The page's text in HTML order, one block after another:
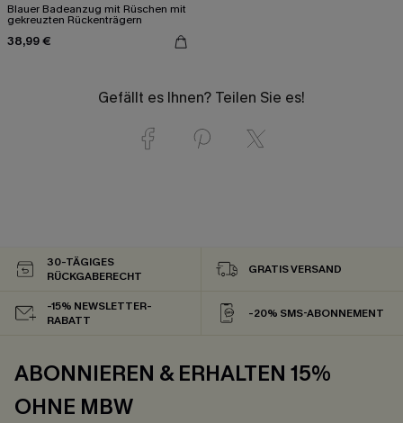
Blauer Badeanzug mit Rüschen mit
gekreuzten Rückenträgern
38,99 €
Gefällt es Ihnen? Teilen Sie es!
30-TÄGIGES
RÜCKGABERECHT
GRATIS VERSAND
-15% NEWSLETTER-
RABATT
-20% SMS-ABONNEMENT
ABONNIEREN & ERHALTEN 15%
OHNE MBW